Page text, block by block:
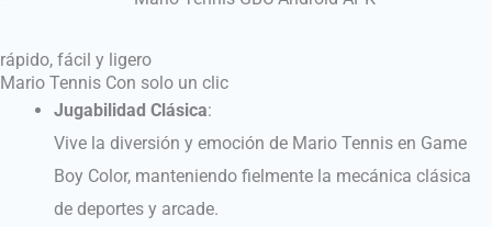
rápido, fácil y ligero
Mario Tennis Con solo un clic
Jugabilidad Clásica:
Vive la diversión y emoción de Mario Tennis en Game
Boy Color, manteniendo fielmente la mecánica clásica
de deportes y arcade.